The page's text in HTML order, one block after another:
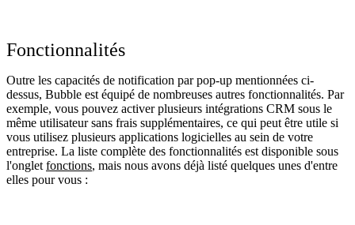
Fonctionnalités
Outre les capacités de notification par pop-up mentionnées ci-
dessus, Bubble est équipé de nombreuses autres fonctionnalités. Par
exemple, vous pouvez activer plusieurs intégrations CRM sous le
même utilisateur sans frais supplémentaires, ce qui peut être utile si
vous utilisez plusieurs applications logicielles au sein de votre
entreprise. La liste complète des fonctionnalités est disponible sous
l'onglet fonctions, mais nous avons déjà listé quelques unes d'entre
elles pour vous :